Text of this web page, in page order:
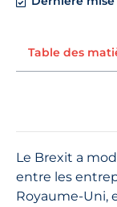
Table des
Le Brexit a
entre les
Royaume-Uni,